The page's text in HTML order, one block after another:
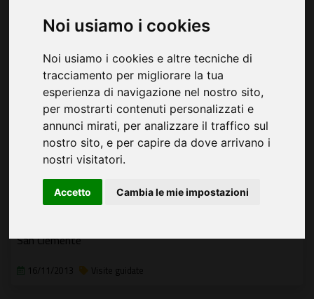
Noi usiamo i cookies
Noi usiamo i cookies e altre tecniche di
tracciamento per migliorare la tua
esperienza di navigazione nel nostro sito,
per mostrarti contenuti personalizzati e
annunci mirati, per analizzare il traffico sul
nostro sito, e per capire da dove arrivano i
nostri visitatori.
Accetto Cambia le mie impostazioni
San Clemente
16/11/2013 Visite guidate